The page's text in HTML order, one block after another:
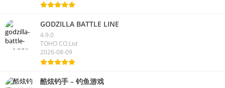
GODZILLA BATTLE LINE
4.9.0
TOHO CO.Ltd
2026-08-09
酷炫钓手 – 钓鱼游戏